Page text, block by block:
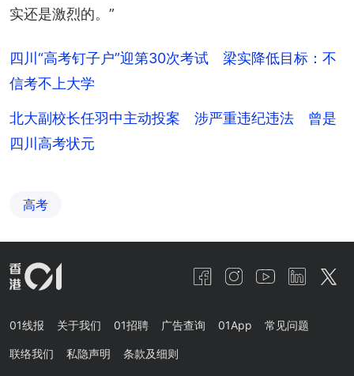
实还是激烈的。”
四川“高考钉子户”迎第30次考试 梁实降低目标：不
信考不上大学
北大副校长任羽中主动投案 涉严重违纪违法 曾是
四川高考状元
高考
01线报 关于我们 01招聘 广告查询 01App 常见问题
联络我们 私隐声明 条款及细则